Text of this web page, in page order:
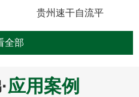
贵州速干自流平
全部
应用案例